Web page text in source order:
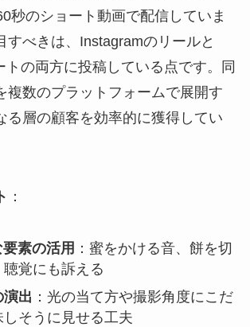
秒のショート動画で配信していま
すべきは、Instagramのリールと
トの両方に投稿している点です。同
複数のプラットフォームで展開す
る層の顧客を効率的に獲得してい
：
素の活用 ：蜜をかける音、餅を切
聴覚にも訴える
演出 ：光の当て方や撮影角度にこだ
そうに見せる工夫